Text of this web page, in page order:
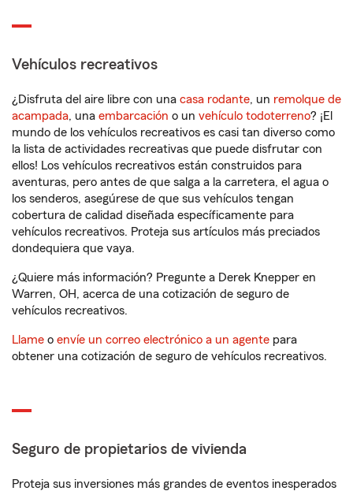
Vehículos recreativos
¿Disfruta del aire libre con una casa rodante, un remolque de
acampada, una embarcación o un vehículo todoterreno? ¡El
mundo de los vehículos recreativos es casi tan diverso como
la lista de actividades recreativas que puede disfrutar con
ellos! Los vehículos recreativos están construidos para
aventuras, pero antes de que salga a la carretera, el agua o
los senderos, asegúrese de que sus vehículos tengan
cobertura de calidad diseñada específicamente para
vehículos recreativos. Proteja sus artículos más preciados
dondequiera que vaya.
¿Quiere más información? Pregunte a Derek Knepper en
Warren, OH, acerca de una cotización de seguro de
vehículos recreativos.
Llame o envíe un correo electrónico a un agente para
obtener una cotización de seguro de vehículos recreativos.
Seguro de propietarios de vivienda
Proteja sus inversiones más grandes de eventos inesperados